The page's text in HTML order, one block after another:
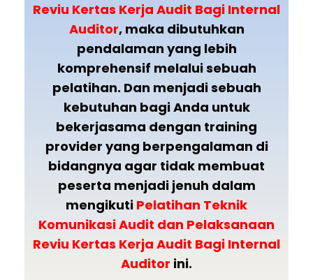
Reviu Kertas Kerja Audit Bagi Internal
Auditor, maka dibutuhkan
pendalaman yang lebih
komprehensif melalui sebuah
pelatihan. Dan menjadi sebuah
kebutuhan bagi Anda untuk
bekerjasama dengan training
provider yang berpengalaman di
bidangnya agar tidak membuat
peserta menjadi jenuh dalam
mengikuti Pelatihan Teknik
Komunikasi Audit dan Pelaksanaan
Reviu Kertas Kerja Audit Bagi Internal
Auditor ini.